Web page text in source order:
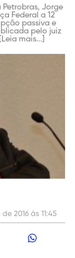
Jorge
Federal a 12
passiva e
pelo juiz
mais...]
2016 às 11:45